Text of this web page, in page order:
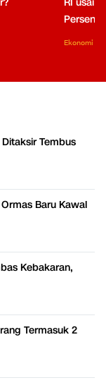
Persen
Ekonomi
Tembus
Baru Kawal
Kebakaran,
Termasuk 2